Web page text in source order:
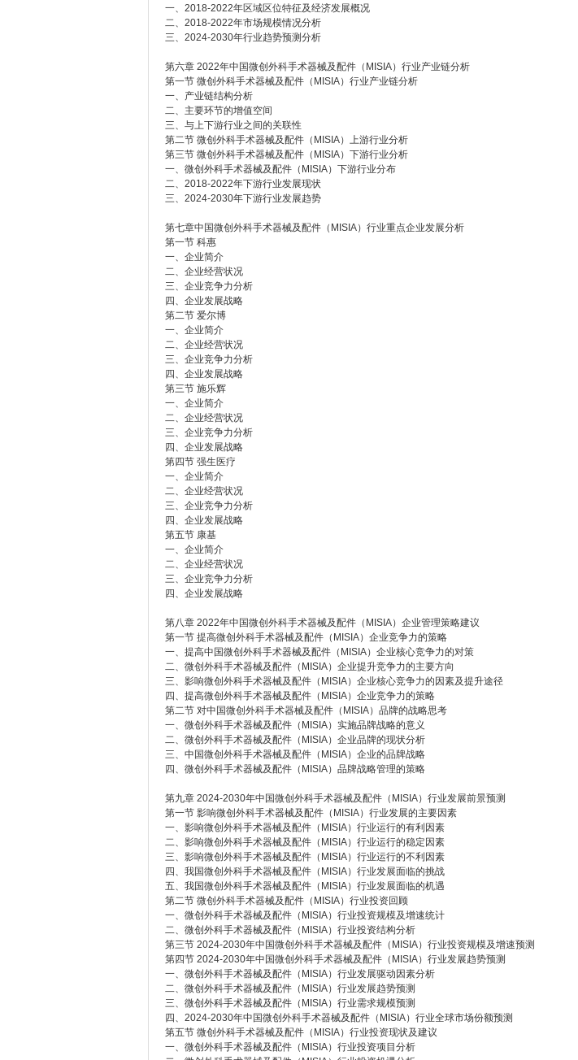
一、2018-2022年区域区位特征及经济发展概况
二、2018-2022年市场规模情况分析
三、2024-2030年行业趋势预测分析
第六章 2022年中国微创外科手术器械及配件（MISIA）行业产业链分析
第一节 微创外科手术器械及配件（MISIA）行业产业链分析
一、产业链结构分析
二、主要环节的增值空间
三、与上下游行业之间的关联性
第二节 微创外科手术器械及配件（MISIA）上游行业分析
第三节 微创外科手术器械及配件（MISIA）下游行业分析
一、微创外科手术器械及配件（MISIA）下游行业分布
二、2018-2022年下游行业发展现状
三、2024-2030年下游行业发展趋势
第七章中国微创外科手术器械及配件（MISIA）行业重点企业发展分析
第一节 科惠
一、企业简介
二、企业经营状况
三、企业竞争力分析
四、企业发展战略
第二节 爱尔博
一、企业简介
二、企业经营状况
三、企业竞争力分析
四、企业发展战略
第三节 施乐辉
一、企业简介
二、企业经营状况
三、企业竞争力分析
四、企业发展战略
第四节 强生医疗
一、企业简介
二、企业经营状况
三、企业竞争力分析
四、企业发展战略
第五节 康基
一、企业简介
二、企业经营状况
三、企业竞争力分析
四、企业发展战略
第八章 2022年中国微创外科手术器械及配件（MISIA）企业管理策略建议
第一节 提高微创外科手术器械及配件（MISIA）企业竞争力的策略
一、提高中国微创外科手术器械及配件（MISIA）企业核心竞争力的对策
二、微创外科手术器械及配件（MISIA）企业提升竞争力的主要方向
三、影响微创外科手术器械及配件（MISIA）企业核心竞争力的因素及提升途径
四、提高微创外科手术器械及配件（MISIA）企业竞争力的策略
第二节 对中国微创外科手术器械及配件（MISIA）品牌的战略思考
一、微创外科手术器械及配件（MISIA）实施品牌战略的意义
二、微创外科手术器械及配件（MISIA）企业品牌的现状分析
三、中国微创外科手术器械及配件（MISIA）企业的品牌战略
四、微创外科手术器械及配件（MISIA）品牌战略管理的策略
第九章 2024-2030年中国微创外科手术器械及配件（MISIA）行业发展前景预测
第一节 影响微创外科手术器械及配件（MISIA）行业发展的主要因素
一、影响微创外科手术器械及配件（MISIA）行业运行的有利因素
二、影响微创外科手术器械及配件（MISIA）行业运行的稳定因素
三、影响微创外科手术器械及配件（MISIA）行业运行的不利因素
四、我国微创外科手术器械及配件（MISIA）行业发展面临的挑战
五、我国微创外科手术器械及配件（MISIA）行业发展面临的机遇
第二节 微创外科手术器械及配件（MISIA）行业投资回顾
一、微创外科手术器械及配件（MISIA）行业投资规模及增速统计
二、微创外科手术器械及配件（MISIA）行业投资结构分析
第三节 2024-2030年中国微创外科手术器械及配件（MISIA）行业投资规模及增速预测
第四节 2024-2030年中国微创外科手术器械及配件（MISIA）行业发展趋势预测
一、微创外科手术器械及配件（MISIA）行业发展驱动因素分析
二、微创外科手术器械及配件（MISIA）行业发展趋势预测
三、微创外科手术器械及配件（MISIA）行业需求规模预测
四、2024-2030年中国微创外科手术器械及配件（MISIA）行业全球市场份额预测
第五节 微创外科手术器械及配件（MISIA）行业投资现状及建议
一、微创外科手术器械及配件（MISIA）行业投资项目分析